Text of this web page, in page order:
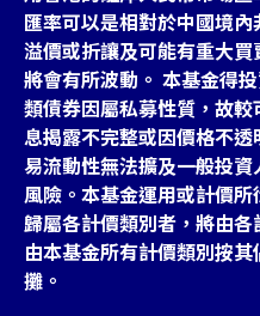
匯率可以是相對於中國境
溢價或折讓及可能有重大
將會有所波動。 本基金得
類債券因屬私募性質，故
息揭露不完整或因價格不
易流動性無法擴及一般投
風險。本基金運用或計價
歸屬各計價類別者，將由
由本基金所有計價類別按
攤。